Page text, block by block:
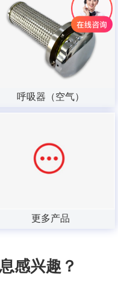
呼吸器（空气）
更多产品
感兴趣？